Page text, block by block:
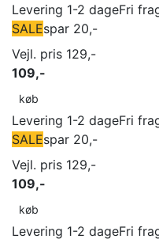
Levering 1-2 dageFri
SALEspar 20,-
Vejl. pris 129,-
109,-
køb
Levering 1-2 dageFri
SALEspar 20,-
Vejl. pris 129,-
109,-
køb
Levering 1-2 dageFri